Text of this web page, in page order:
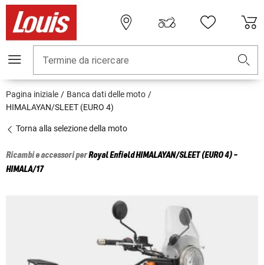
Termine da ricercare
Pagina iniziale
Banca dati delle moto
HIMALAYAN/SLEET (EURO 4)
Torna alla selezione della moto
Ricambi e accessori perRoyal EnfieldHIMALAYAN/SLEET (EURO 4) -
HIMALA/17